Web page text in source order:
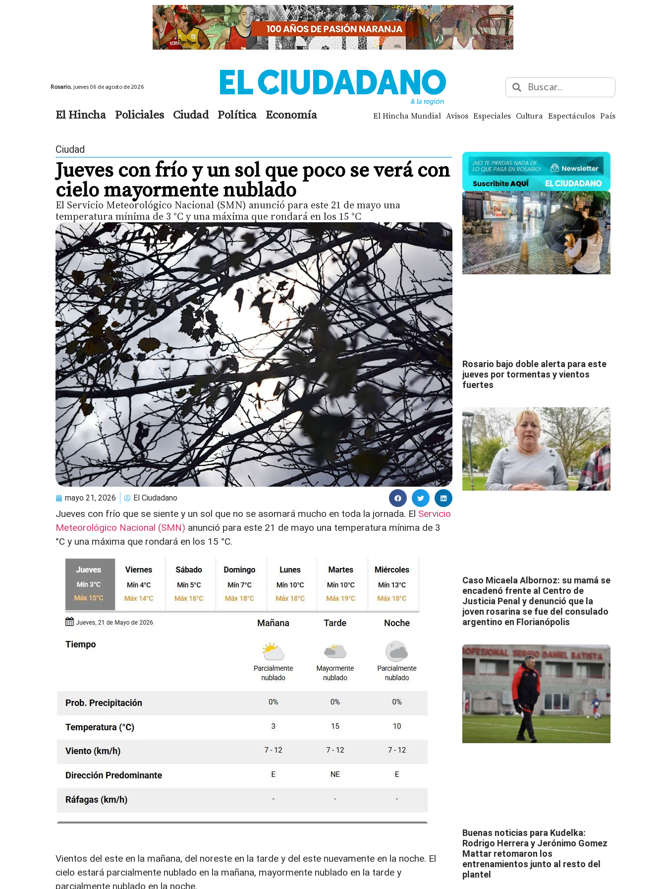
Rosario, jueves 06 de agosto de 2026
El Hincha Policiales Ciudad Política Economía El Hincha Mundial Avisos Especiales Cultura Espectáculos País
Ciudad
Jueves con frío y un sol que poco se verá con
cielo mayormente nublado
El Servicio Meteorológico Nacional (SMN) anunció para este 21 de mayo una
temperatura mínima de 3 °C y una máxima que rondará en los 15 °C
mayo 21, 2026 El Ciudadano
Jueves con frío que se siente y un sol que no se asomará mucho en toda la jornada. El Servicio
Meteorológico Nacional (SMN) anunció para este 21 de mayo una temperatura mínima de 3
°C y una máxima que rondará en los 15 °C.
Vientos del este en la mañana, del noreste en la tarde y del este nuevamente en la noche. El
cielo estará parcialmente nublado en la mañana, mayormente nublado en la tarde y
parcialmente nublado en la noche.
Rosario bajo doble alerta para este
jueves por tormentas y vientos
fuertes
Caso Micaela Albornoz: su mamá se
encadenó frente al Centro de
Justicia Penal y denunció que la
joven rosarina se fue del consulado
argentino en Florianópolis
Buenas noticias para Kudelka:
Rodrigo Herrera y Jerónimo Gomez
Mattar retomaron los
entrenamientos junto al resto del
plantel